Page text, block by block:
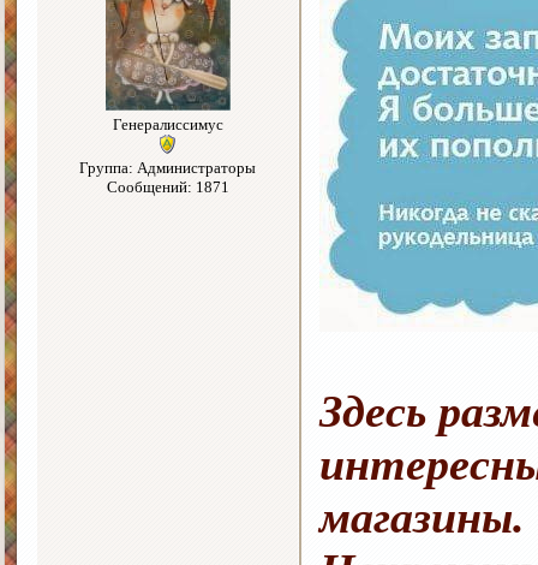
Генералиссимус
Группа: Администраторы
Сообщений: 1871
Здесь
магазины.